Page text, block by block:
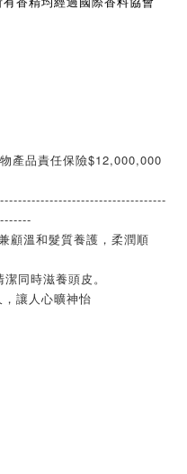
產品責任保險$12,000,000
顧溫和髮質養護，柔潤順
同時滋養頭皮。
讓人心曠神怡